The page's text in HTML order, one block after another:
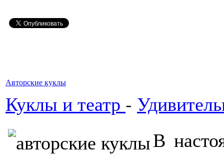
Авторские куклы
Куклы и театр -
В